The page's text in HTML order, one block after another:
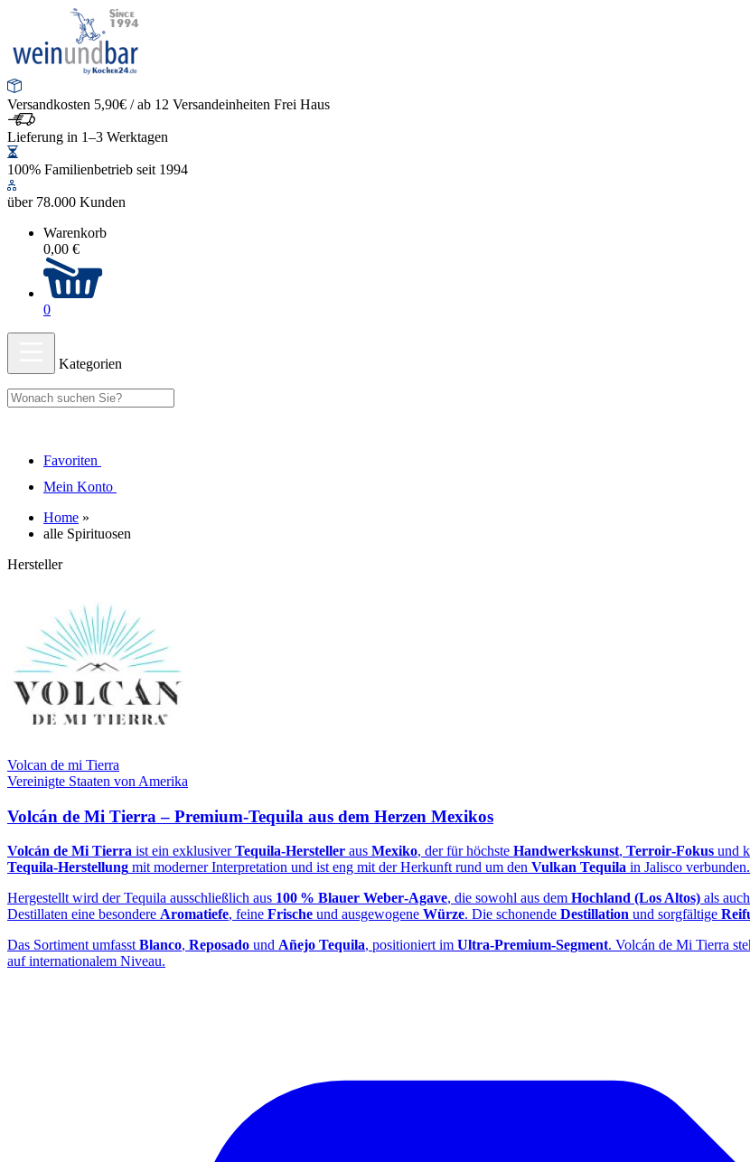
Versandkosten 5,90€ / ab 12 Versandeinheiten Frei Haus
Lieferung in 1–3 Werktagen
100% Familienbetrieb seit 1994
über 78.000 Kunden
Warenkorb
0,00 €
0
Kategorien
Favoriten
Mein Konto
Home »
alle Spirituosen
Hersteller
Volcan de mi Tierra
Vereinigte Staaten von Amerika
Volcán de Mi Tierra – Premium‑Tequila aus dem Herzen Mexikos
Volcán de Mi Tierra ist ein exklusiverTequila‑Hersteller aus Mexiko, der für höchste Handwerkskunst, Terroir‑Fokus und
Tequila‑Herstellung mit moderner Interpretation und ist eng mit der Herkunft rund um den Vulkan Tequila in Jalisco verbunden.
Hergestellt wird der Tequila ausschließlich aus 100 % Blauer Weber‑Agave, die sowohl aus dem Hochland (Los Altos) als
Destillaten eine besondere Aromatiefe, feine Frische und ausgewogene Würze. Die schonende Destillation und sorgfältige
Das Sortiment umfasstBlanco, Reposado und Añejo Tequila, positioniert im Ultra‑Premium‑Segment. Volcán de Mi Tierra
auf internationalem Niveau.